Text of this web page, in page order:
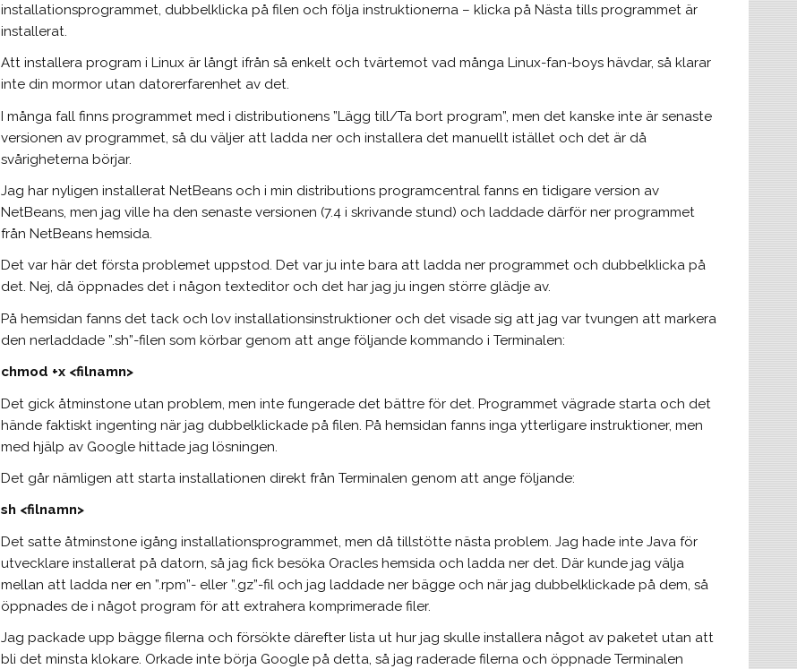
installationsprogrammet, dubbelklicka på filen och följa instruktionerna – klicka på Nästa tills programmet är
installerat.
Att installera program i Linux är långt ifrån så enkelt och tvärtemot vad många Linux-fan-boys hävdar, så klarar
inte din mormor utan datorerfarenhet av det.
I många fall finns programmet med i distributionens ”Lägg till/Ta bort program”, men det kanske inte är senaste
versionen av programmet, så du väljer att ladda ner och installera det manuellt istället och det är då
svårigheterna börjar.
Jag har nyligen installerat NetBeans och i min distributions programcentral fanns en tidigare version av
NetBeans, men jag ville ha den senaste versionen (7.4 i skrivande stund) och laddade därför ner programmet
från NetBeans hemsida.
Det var här det första problemet uppstod. Det var ju inte bara att ladda ner programmet och dubbelklicka på
det. Nej, då öppnades det i någon texteditor och det har jag ju ingen större glädje av.
På hemsidan fanns det tack och lov installationsinstruktioner och det visade sig att jag var tvungen att markera
den nerladdade ”.sh”-filen som körbar genom att ange följande kommando i Terminalen:
chmod +x <filnamn>
Det gick åtminstone utan problem, men inte fungerade det bättre för det. Programmet vägrade starta och det
hände faktiskt ingenting när jag dubbelklickade på filen. På hemsidan fanns inga ytterligare instruktioner, men
med hjälp av Google hittade jag lösningen.
Det går nämligen att starta installationen direkt från Terminalen genom att ange följande:
sh <filnamn>
Det satte åtminstone igång installationsprogrammet, men då tillstötte nästa problem. Jag hade inte Java för
utvecklare installerat på datorn, så jag fick besöka Oracles hemsida och ladda ner det. Där kunde jag välja
mellan att ladda ner en ”.rpm”- eller ”.gz”-fil och jag laddade ner bägge och när jag dubbelklickade på dem, så
öppnades de i något program för att extrahera komprimerade filer.
Jag packade upp bägge filerna och försökte därefter lista ut hur jag skulle installera något av paketet utan att
bli det minsta klokare. Orkade inte börja Google på detta, så jag raderade filerna och öppnade Terminalen